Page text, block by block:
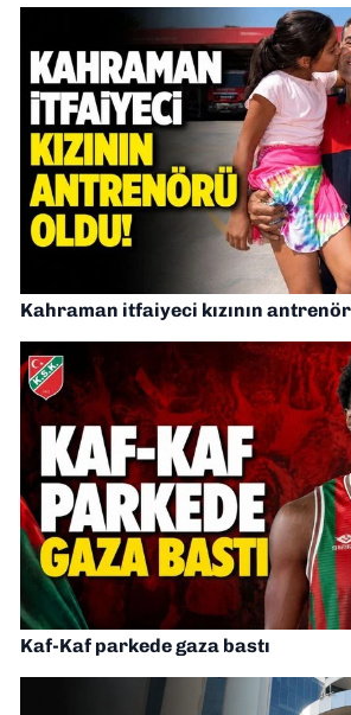
Kahraman itfaiyeci kızının
Kaf-Kaf parkede gaza bastı